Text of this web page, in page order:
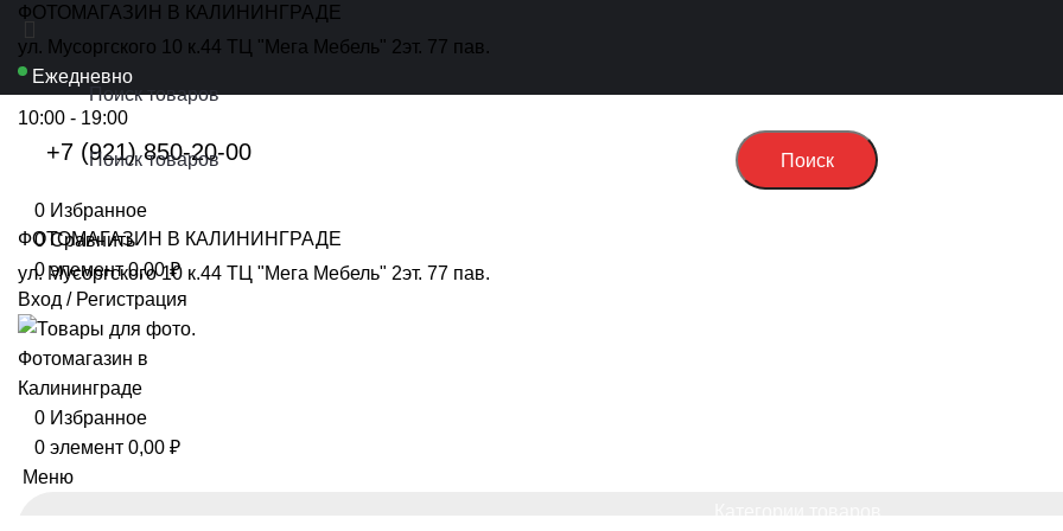
ФОТОМАГАЗИН В КАЛИНИНГРАДЕ
ул. Мусоргского 10 к.44 ТЦ "Мега Мебель" 2эт. 77 пав.
Ежедневно
10:00 - 19:00
+7 (921) 850-20-00
ФОТОМАГАЗИН В КАЛИНИНГРАДЕ
ул. Мусоргского 10 к.44 ТЦ "Мега Мебель" 2эт. 77 пав.
Поиск
0 Избранное
0 Сравнить
0элемент 0,00₽
Вход / Регистрация
0 Избранное
0 элемент 0,00 ₽
Меню